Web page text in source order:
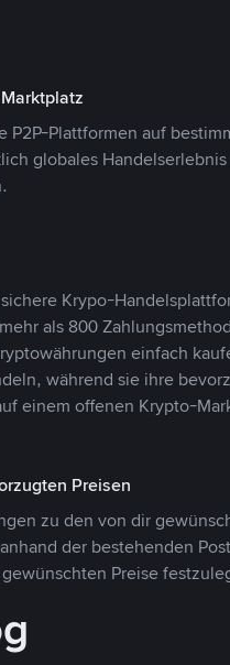
P2P-Plattformen auf
globales
Krypo-
als 800
einfach
während sie ihre
einem offenen Krypto-
Preisen
zu den von dir
der bestehenden
Preise